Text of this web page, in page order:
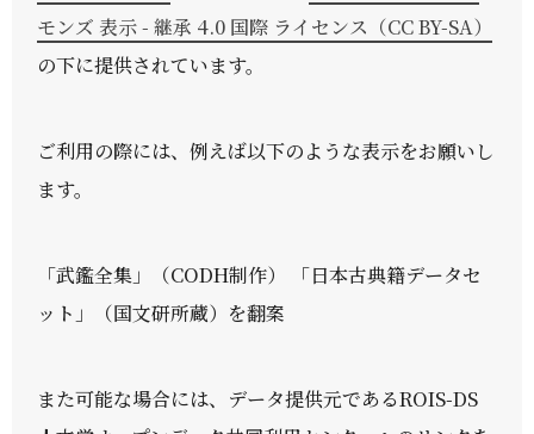
モンズ 表示 - 継承 4.0 国際 ライセンス（CC BY-SA）
の下に提供されています。
ご利用の際には、例えば以下のような表示をお願いし
ます。
「武鑑全集」（CODH制作） 「日本古典籍データセ
ット」（国文研所蔵）を翻案
また可能な場合には、データ提供元であるROIS-DS